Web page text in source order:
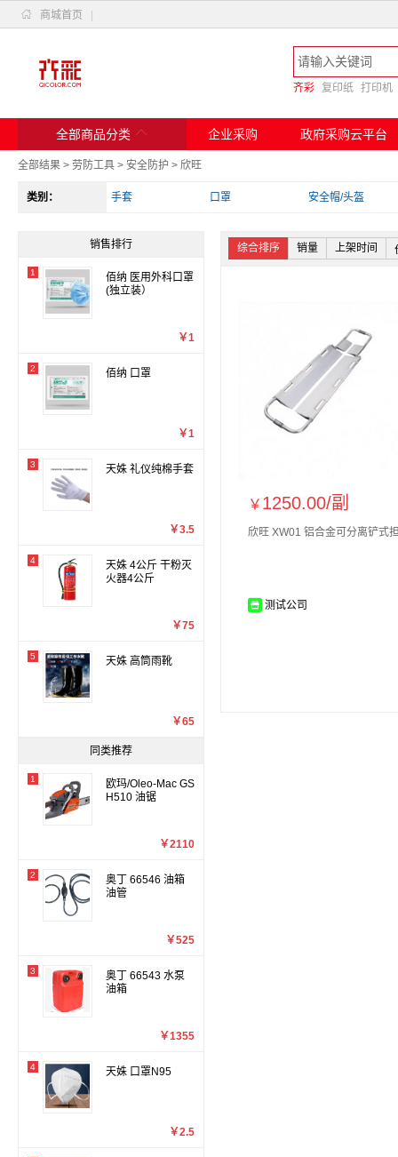
 商城首页
齐彩 复印纸 打印机
全部商品分类  企业采购 政府采购云平台
全部结果 > 劳防工具 > 安全防护 > 欣旺
类别： 手套 口罩 安全帽/头盔
销售排行
1
佰纳 医用外科口罩
(独立装）
￥1
2 佰纳 口罩
￥1
3 天姝 礼仪纯棉手套
￥3.5
4
天姝 4公斤 干粉灭
火器4公斤
￥75
5 天姝 高筒雨靴
￥65
同类推荐
1
欧玛/Oleo-Mac GS
H510 油锯
￥2110
2
奥丁 66546 油箱
油管
￥525
3
奥丁 66543 水泵
油箱
￥1355
4 天姝 口罩N95
￥2.5
综合排序 销量 上架时间
￥ 1250.00/副
欣旺 XW01 铝合金可分离铲式
测试公司